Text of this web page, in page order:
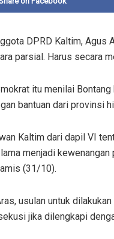
DPRD Kaltim, Agus
parsial. Harus secara
itu menilai
bantuan dari provinsi
Kaltim dari dapil VI
menjadi
(31/10).
usulan untuk
jika dilengkapi